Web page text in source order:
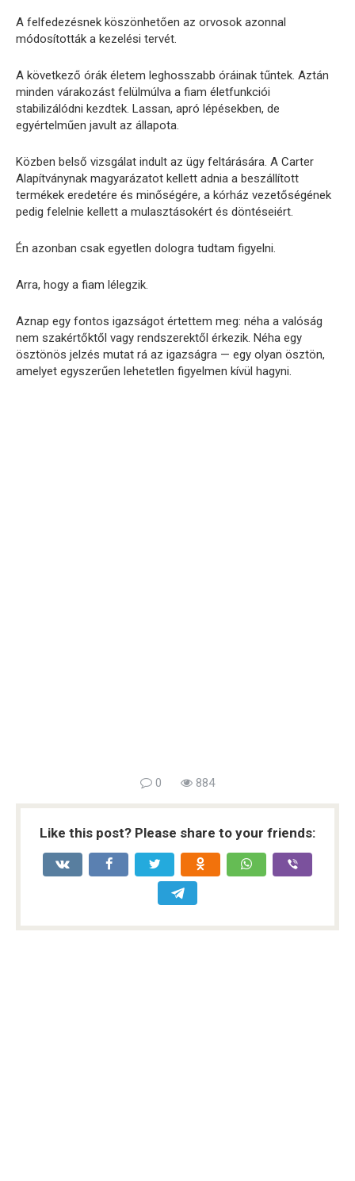
A felfedezésnek köszönhetően az orvosok azonnal
módosították a kezelési tervét.
A következő órák életem leghosszabb óráinak tűntek. Aztán
minden várakozást felülmúlva a fiam életfunkciói
stabilizálódni kezdtek. Lassan, apró lépésekben, de
egyértelműen javult az állapota.
Közben belső vizsgálat indult az ügy feltárására. A Carter
Alapítványnak magyarázatot kellett adnia a beszállított
termékek eredetére és minőségére, a kórház vezetőségének
pedig felelnie kellett a mulasztásokért és döntéseiért.
Én azonban csak egyetlen dologra tudtam figyelni.
Arra, hogy a fiam lélegzik.
Aznap egy fontos igazságot értettem meg: néha a valóság
nem szakértőktől vagy rendszerektől érkezik. Néha egy
ösztönös jelzés mutat rá az igazságra — egy olyan ösztön,
amelyet egyszerűen lehetetlen figyelmen kívül hagyni.
0 884
Like this post? Please share to your friends: